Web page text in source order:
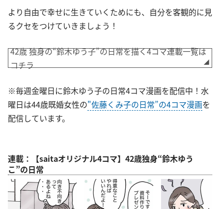
より自由で幸せに生きていくためにも、自分を客観的に見
るクセをつけていきましょう！
42歳 独身の“鈴木ゆう子”の日常を描く4コマ連載一覧は
コチラ
※毎週金曜日に鈴木ゆう子の日常4コマ漫画を配信中！水
曜日は44歳既婚女性の"佐藤くみ子の日常”の4コマ漫画を
配信しています。
連載：【saitaオリジナル4コマ】42歳独身“鈴木ゆう
こ”の日常